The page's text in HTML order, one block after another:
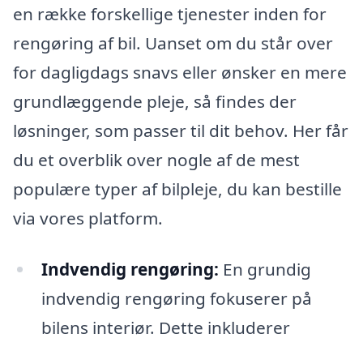
en række forskellige tjenester inden for
rengøring af bil. Uanset om du står over
for dagligdags snavs eller ønsker en mere
grundlæggende pleje, så findes der
løsninger, som passer til dit behov. Her får
du et overblik over nogle af de mest
populære typer af bilpleje, du kan bestille
via vores platform.
Indvendig rengøring: En grundig
indvendig rengøring fokuserer på
bilens interiør. Dette inkluderer